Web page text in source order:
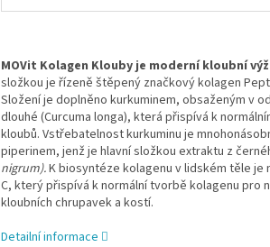
MOVit Kolagen Klouby je moderní kloubní
složkou je řízeně štěpený značkový kolagen
Složení je doplněno kurkuminem, obsaženým v
dlouhé (Curcuma longa), která přispívá k
kloubů. Vstřebatelnost kurkuminu je
piperinem, jenž je hlavní složkou extraktu z
nigrum).K biosyntéze kolagenu v lidském těle je
C, který přispívá k normální tvorbě kolagenu pro
kloubních chrupavek a kostí.
Detailní informace